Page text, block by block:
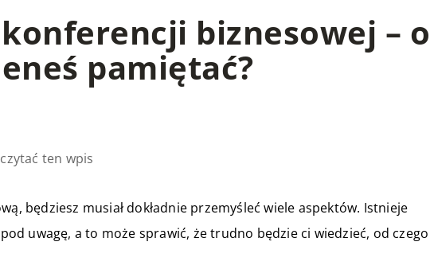
biznesowej – o
pamiętać?
ten wpis
będziesz musiał dokładnie przemyśleć wiele aspektów. Istnieje
uwagę, a to może sprawić, że trudno będzie ci wiedzieć, od czego